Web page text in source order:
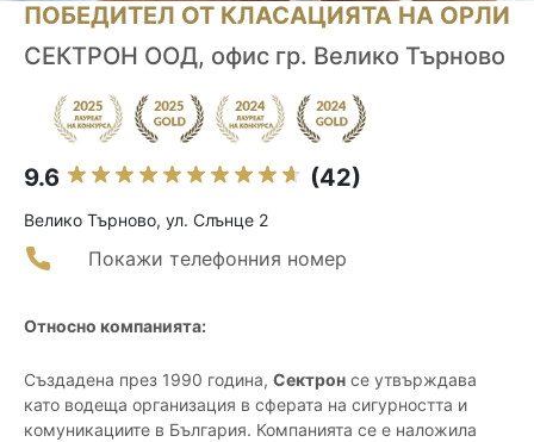
ПОБЕДИТЕЛ ОТ КЛАСАЦИЯТА НА ОРЛИ
СЕКТРОН ООД, офис гр. Велико Търново
9.6 (42)
Велико Търново, ул. Слънце 2
Покажи телефонния номер
Относно компанията:
Създадена през 1990 година, Сектрон се утвърждава
като водеща организация в сферата на сигурността и
комуникациите в България. Компанията се е наложила